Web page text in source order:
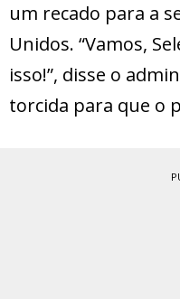
um recado para a
Unidos. “Vamos,
isso!”, disse o
torcida para que o